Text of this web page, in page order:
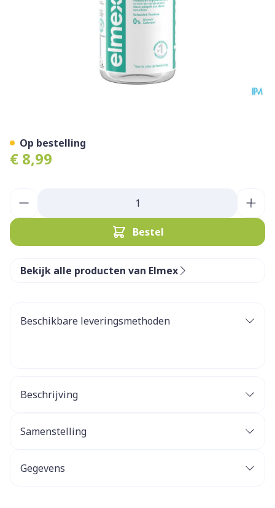
€ 8,99
Bestel
Op bestelling
Bekijk alle producten van Elmex
Beschikbare leveringsmethoden
Beschrijving
Samenstelling
Gegevens